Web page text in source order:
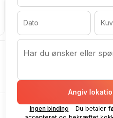
Dato
Har du ønsker eller
Angiv
Ingen binding - Du betaler